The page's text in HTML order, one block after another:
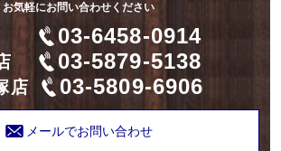
お気軽にお問い合わせください
03-6458-0914
03-5879-5138
店 03-5809-6906
メールでお問い合わせ